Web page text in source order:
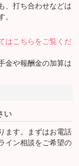
、打ち合わせなどは
。
はこちらをご覧くだ
金や報酬金の加算は
い
ます。まずはお電話
イン相談をご希望の